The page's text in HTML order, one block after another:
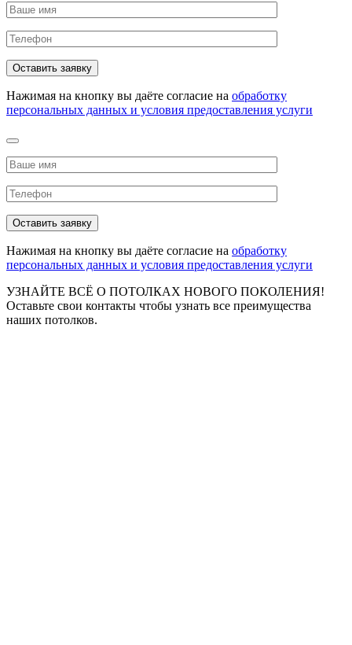
Нажимая на кнопку вы даёте согласие на обработку
персональных данных и условия предоставления услуги
Нажимая на кнопку вы даёте согласие на обработку
персональных данных и условия предоставления услуги
УЗНАЙТЕ ВСЁ О ПОТОЛКАХ НОВОГО ПОКОЛЕНИЯ!
Оставьте свои контакты чтобы узнать все преимущества
наших потолков.